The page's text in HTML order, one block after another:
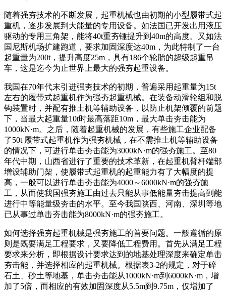
随着强夯技术的不断发展，起重机械也由初期的小型履带式起
重机，逐步发展到大能量的专用设备。如法国已开发出用液压
驱动的专用三角架，能将40t重夯锤提升到40m的高度。又如法
国尼斯机场扩建跑道，要求加固深度达40m，为此特制了一台
起重量为200t，提升高度25m，具有186个轮胎的超级起重吊
车，这是迄今为止世界上最大的强夯起重设备。
我国在70年代末引进强夯技术的初期，普遍采用起重量为15t
左右的履带式起重机作为强夯起重机械。在装备动滑轮组和脱
钩装置时，并配有推土机等辅助设备，以防止机架倾覆的前题
下，当最大起重量10t时最高落距10m，最大单击夯击能为
1000kN·m。之后，随着起重机械的发展，有些施工企业配备
了50t 履带式起重机作为强夯机械，在不需推土机等辅助设备
的情况下，可进行单击夯击能为3000kN·m的强夯施工。至80
年代中期，山西省进行了重要的技术革新，在起重机臂杆端部
增设辅助门架，使履带式起重机的起重能力有了大幅度的提
高，一般可以进行单击夯击能为4000～6000kN·m的强夯施
工，从而使我国强夯施工由过去只能从事低能量夯击提高到能
进行中等能量级夯击的水平。至今我国陕西、河南、深圳等地
已从事过单击夯击能为8000kN·m的强夯施工。
如何选择强夯起重机械是强夯施工的首要问题。一般遵循的原
则是既要满足工程要求，又要降低工程费用。首先从满足工程
要求来分析，即根据设计要求达到的地基处理深度来确定单击
夯击能，并选择相应的起重机械。根据表3-2的规定，对于碎
石土、砂土等地基，单击夯击能从1000kN·m到6000kN·m，增
加了5倍，而相应的有效加固深度从5.5m到9.75m，仅增加了